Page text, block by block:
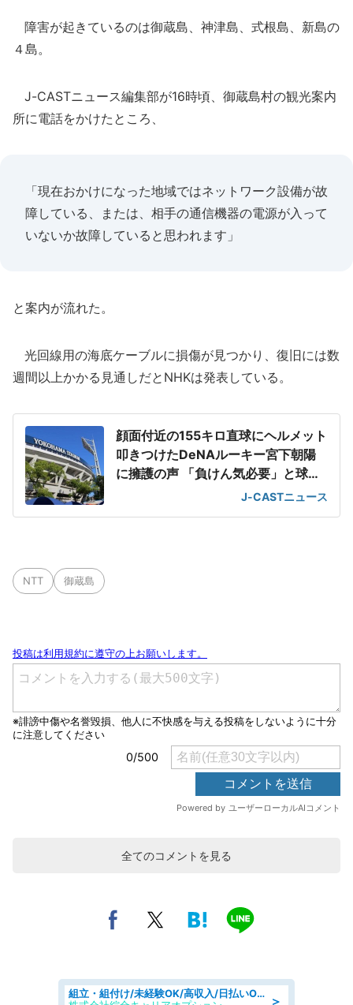
障害が起きているのは御蔵島、神津島、式根島、新島の
４島。
J-CASTニュース編集部が16時頃、御蔵島村の観光案内
所に電話をかけたところ、
「現在おかけになった地域ではネットワーク設備が故
障している、または、相手の通信機器の電源が入って
いないか故障していると思われます」
と案内が流れた。
光回線用の海底ケーブルに損傷が見つかり、復旧には数
週間以上かかる見通しだとNHKは発表している。
顔面付近の155キロ直球にヘルメット
叩きつけたDeNAルーキー宮下朝陽
に擁護の声 「負けん気必要」と球団
J-CASTニュース
NTT 御蔵島
全てのコメントを見る
＞
組立・組付け/未経験OK/高収入/日払いOK/寮費無料/日勤